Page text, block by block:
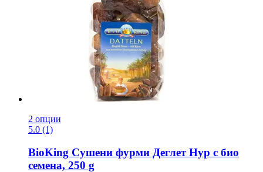
2 опции
5.0 (1)
BioKing Сушени фурми Деглет Нур с био
семена, 250 g